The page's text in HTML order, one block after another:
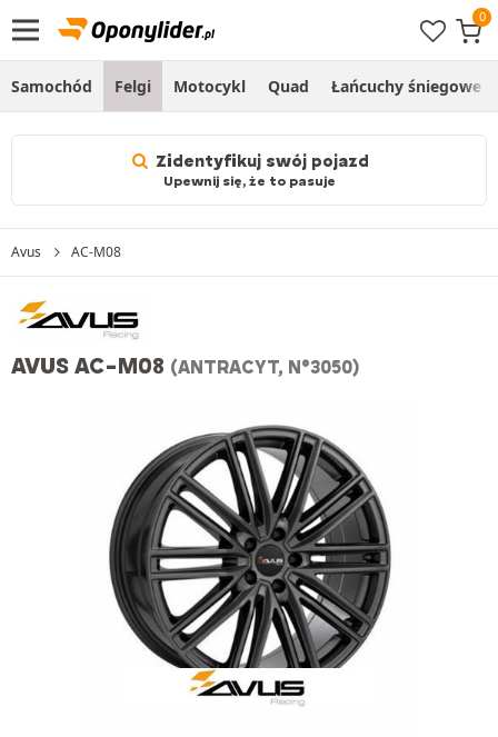
Samochód Felgi Motocykl Quad Łańcuchy śniegowe
Zidentyfikuj swój pojazd
Upewnij się, że to pasuje
Avus AC-M08
AVUS AC-M08 (ANTRACYT, N°3050)